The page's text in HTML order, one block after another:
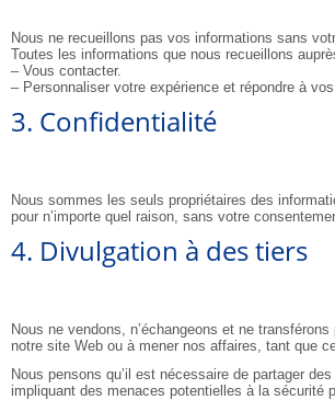
Nous ne recueillons pas vos informations sans
Toutes les informations que nous recueillons
– Vous contacter.
– Personnaliser votre expérience et répondre à
3. Confidentialité
Nous sommes les seuls propriétaires des
pour n’importe quel raison, sans votre
4. Divulgation à des tiers
Nous ne vendons, n’échangeons et ne
notre site Web ou à mener nos affaires, tant que
Nous pensons qu’il est nécessaire de partager
impliquant des menaces potentielles à la sécurité